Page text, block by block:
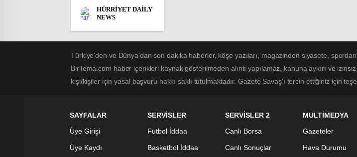
HÜRRİYET DAİLY
NEWS
Türkiye'den ve Dünya’dan son dakika haberler, köşe yazıları, magazinden siyasete,
BirTema.com haber içerikleri kaynak gösterilmeden alıntı yapılamaz, kanuna aykırı ve
kişi/kişiler için yasal başvuru hakkı saklı tutulmaktadır. Gazete Savaş'ı tercih ettiğiniz için
SAYFALAR
Üye Girişi
Üye Kaydı
SERVİSLER
Futbol İddaa
Basketbol İddaa
SERVİSLER 2
Canlı Borsa
Canlı Sonuçlar
MULTİMEDYA
Gazeteler
Hava Durumu